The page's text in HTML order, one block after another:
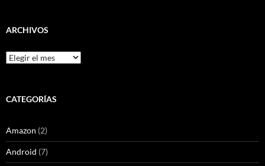
ARCHIVOS
Archivos
CATEGORÍAS
Amazon (2)
Android (7)